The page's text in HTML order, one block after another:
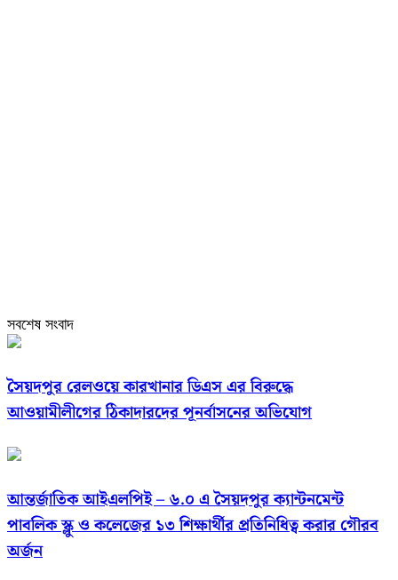
সবশেষ সংবাদ
সৈয়দপুর রেলওয়ে কারখানার ডিএস এর বিরুদ্ধে
আওয়ামীলীগের ঠিকাদারদের পূনর্বাসনের অভিযোগ
আন্তর্জাতিক আইএলপিই – ৬.০ এ সৈয়দপুর ক্যান্টনমেন্ট
পাবলিক স্ক্লু ও কলেজের ১৩ শিক্ষার্থীর প্রতিনিধিত্ব করার গৌরব
অর্জন